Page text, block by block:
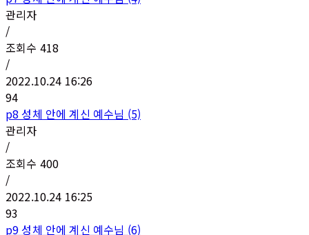
관리자
/
조회수 418
/
2022.10.24 16:26
94
p8 성체 안에 계신 예수님 (5)
관리자
/
조회수 400
/
2022.10.24 16:25
93
p9 성체 안에 계신 예수님 (6)